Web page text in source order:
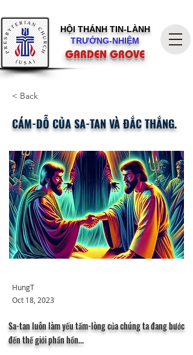
HỘI THÁNH TIN-LÀNH
TRƯỞNG-NHIỆM
GARDEN GROVE
< Back
CÁM-DỖ CỦA SA-TAN VÀ ĐẮC THẮNG.
HungT
Oct 18, 2023
Sa-tan luôn làm yếu tấm-lòng của chúng ta đang bước
đến thế giới phần hồn...